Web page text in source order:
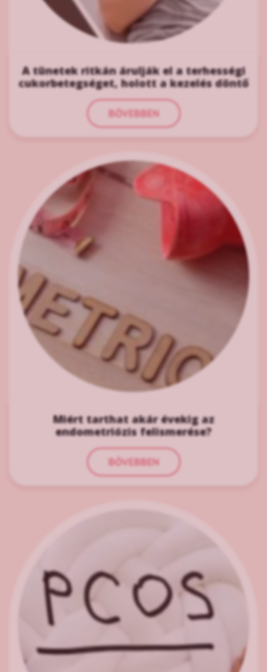
A tünetek ritkán árulják el a terhességi
cukorbetegséget, holott a kezelés döntő
BŐVEBBEN
Miért tarthat akár évekig az
endometriózis felismerése?
BŐVEBBEN